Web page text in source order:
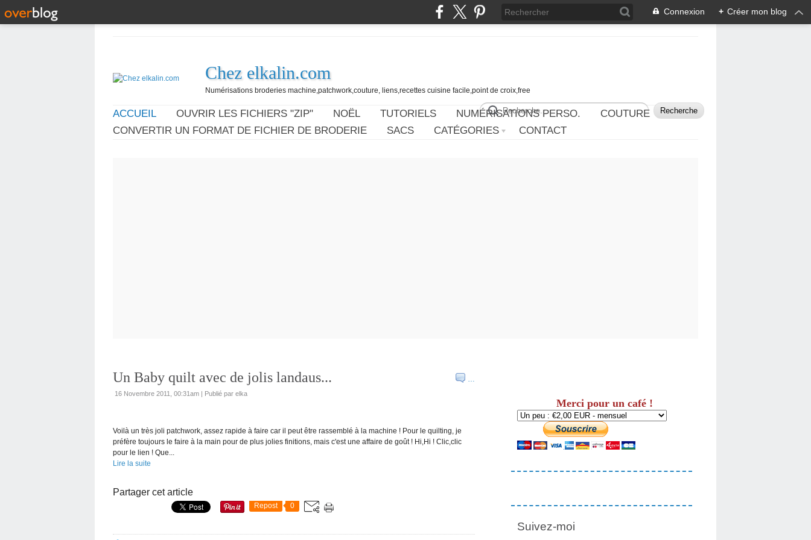
Connexion + Créer mon blog
Chez elkalin.com
Numérisations broderies machine,patchwork,couture, liens,recettes cuisine facile,point de croix,free
ACCUEIL OUVRIR LES FICHIERS "ZIP" NOËL TUTORIELS NUMÉRISATIONS PERSO.
COUTURE
CONVERTIR UN FORMAT DE FICHIER DE BRODERIE
SACS CATÉGORIES CONTACT
…
Un Baby quilt avec de jolis landaus...
16 Novembre 2011, 00:31am | Publié par elka
Voilà un très joli patchwork, assez rapide à faire car il peut être rassemblé à la machine ! Pour le quilting, je
préfère toujours le faire à la main pour de plus jolies finitions, mais c'est une affaire de goût ! Hi,Hi ! Clic,clic
pour le lien ! Que...
Lire la suite
Partager cet article
Repost 0
Merci pour un café !
Suivez-moi